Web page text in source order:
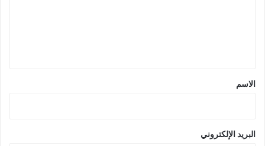
*
الاسم
البريد الإلكتروني